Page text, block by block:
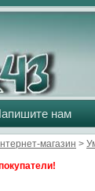
нам
магазин >